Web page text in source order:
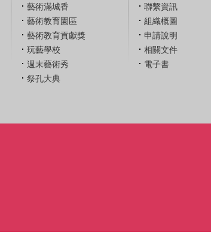
藝術滿城香
藝術教育園區
藝術教育貢獻獎
玩藝學校
週末藝術秀
祭孔大典
聯繫資訊
組織概圖
申請說明
相關文件
電子書